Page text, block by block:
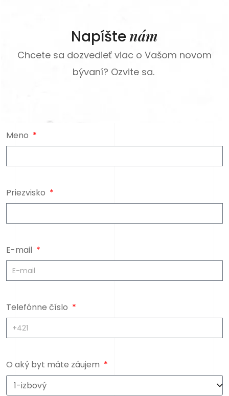
Napíštenám
Chcete sa dozvedieť viac o Vašom novom
bývaní? Ozvite sa.
Meno
Priezvisko
E-mail
Telefónne číslo
O aký byt máte záujem